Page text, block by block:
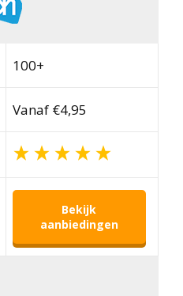
100+
Vanaf €4,95
Bekijk
aanbiedingen